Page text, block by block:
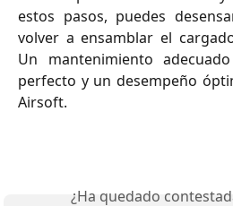
estos pasos, puedes
volver a ensamblar el
Un mantenimiento
perfecto y un desempeño
Airsoft.
¿Ha quedado